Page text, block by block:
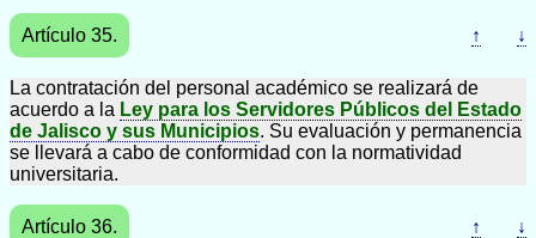
Artículo 35. ↑ ↓
La contratación del personal académico se realizará de
acuerdo a la Ley para los Servidores Públicos del Estado
de Jalisco y sus Municipios. Su evaluación y permanencia
se llevará a cabo de conformidad con la normatividad
universitaria.
Artículo 36. ↑ ↓